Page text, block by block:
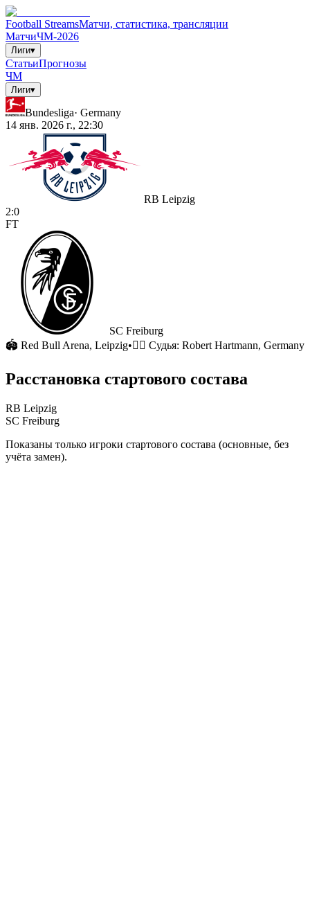
Football StreamsМатчи, статистика, трансляции
МатчиЧМ-2026
Лиги▾
СтатьиПрогнозы
ЧМ
Лиги▾
Bundesliga· Germany
14 янв. 2026 г., 22:30
RB Leipzig
2:0
FT
SC Freiburg
🏟 Red Bull Arena, Leipzig•🧑‍⚖️ Судья: Robert Hartmann, Germany
Расстановка стартового состава
RB Leipzig
SC Freiburg
Показаны только игроки стартового состава (основные, без
учёта замен).